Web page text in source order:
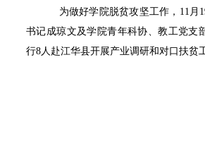
为做好学院脱贫攻坚工作， 11 月
书记成琼文及学院青年科协、教工党支
行8 人赴江华县开展产业调研和对口扶贫